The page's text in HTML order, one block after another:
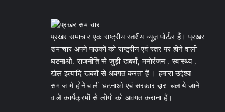
प्रखर समाचार एक राष्ट्रीय स्तरीय न्यूज़ पोर्टल हैं। प्रखर
समाचार अपने पाठको को राष्ट्रीय एवं स्तर पर होने वाली
घटनाओ, राजनीति से जुड़ी खबरों, मनोरंजन , स्वास्थ्य ,
खेल इत्यादि खबरों से अवगत करता हैं । हमारा उद्देश्य
समाज मे होने वाली घटनाओ एवं सरकार द्वारा चलाये जाने
वाले कार्यक्रमों से लोगो को अवगत कराना हैं।